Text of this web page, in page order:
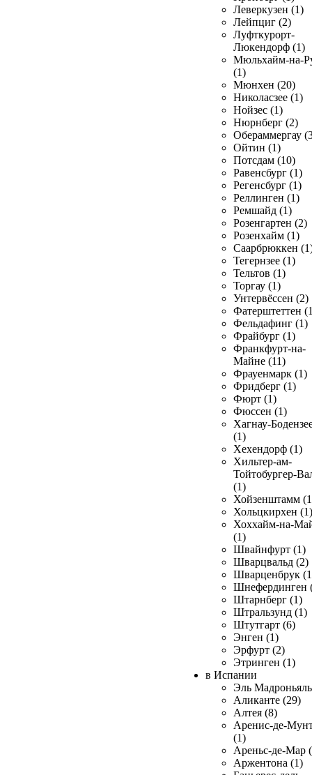
Леверкузен (1)
Лейпциг (2)
Луфткурорт-
Люкендорф (1)
Мюльхайм-на-
(1)
Мюнхен (20)
Николасзее (1)
Нойзес (1)
Нюрнберг (2)
Обераммергау
Ойтин (1)
Потсдам (10)
Равенсбург (1)
Регенсбург (1)
Реллинген (1)
Ремшайд (1)
Розенгартен (2)
Розенхайм (1)
Саарбрюккен
Тегернзее (1)
Тельтов (1)
Торгау (1)
Унтервёссен (2)
Фатерштеттен
Фельдафинг (1)
Фрайбург (1)
Франкфурт-на-
Майне (11)
Фрауенмарк (1)
Фридберг (1)
Фюрт (1)
Фюссен (1)
Хагнау-
(1)
Хехендорф (1)
Хильтер-ам-
Тойтобургер-
(1)
Хойзенштамм
Хольцкирхен (1)
Хоххайм-на-
(1)
Швайнфурт (1)
Шварцвальд (2)
Шварценбрук
Шнефердинген
Штарнберг (1)
Штральзунд (1)
Штутгарт (6)
Энген (1)
Эрфурт (2)
Этринген (1)
в Испании
Эль
Аликанте (29)
Алтея (8)
Аренис-де-
(1)
Ареньс-де-Мар
Аржентона (1)